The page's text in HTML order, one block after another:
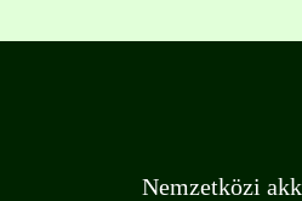
Nemzetközi